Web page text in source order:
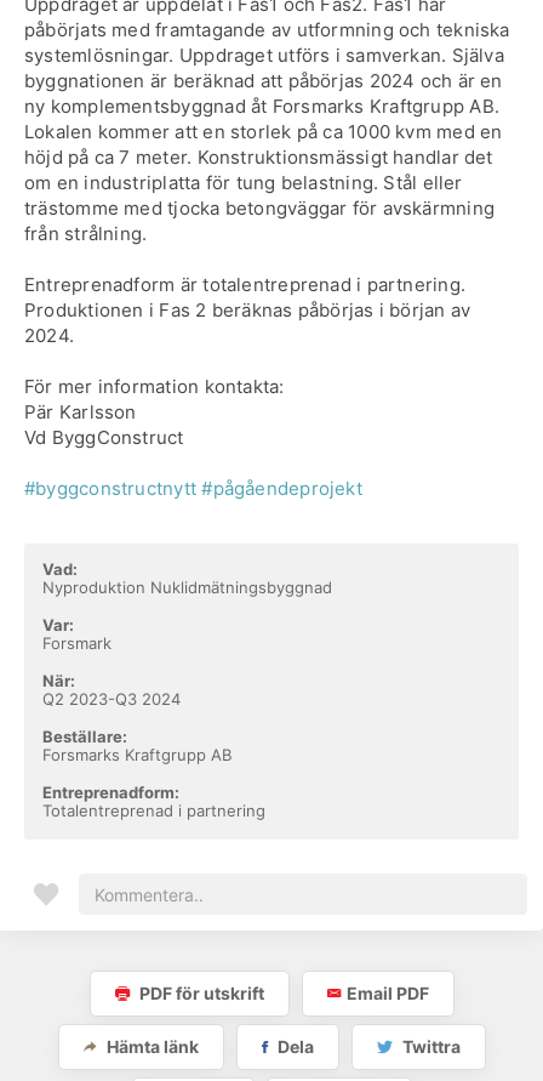
påbörjats med framtagande av utformning och tekniska
systemlösningar. Uppdraget utförs i samverkan. Själva
byggnationen är beräknad att påbörjas 2024 och är en
ny komplementsbyggnad åt Forsmarks Kraftgrupp AB.
Lokalen kommer att en storlek på ca 1000 kvm med en
höjd på ca 7 meter. Konstruktionsmässigt handlar det
om en industriplatta för tung belastning. Stål eller
trästomme med tjocka betongväggar för avskärmning
från strålning.
Entreprenadform är totalentreprenad i partnering.
Produktionen i Fas 2 beräknas påbörjas i början av
2024.
För mer information kontakta:
Pär Karlsson
Vd ByggConstruct
#byggconstructnytt #pågåendeprojekt
Vad:
Nyproduktion Nuklidmätningsbyggnad
Var:
Forsmark
När:
Q2 2023-Q3 2024
Beställare:
Forsmarks Kraftgrupp AB
Entreprenadform:
Totalentreprenad i partnering
PDF för utskrift Email PDF
Hämta länk Dela Twittra